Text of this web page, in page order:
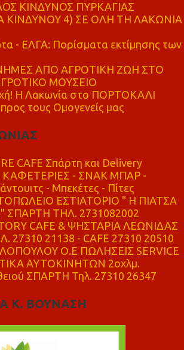
ΚΙΝΔΥΝΟΣ ΠΥΡΚΑΓΙΑΣ
ΚΙΝΔΥΝΟΥ 4) ΣΕ ΟΛΗ ΤΗ ΛΑΚΩΝΙΑ
- ΕΛΓΑ: Πορίσματα εκτίμησης των
ΑΠΟ ΑΓΡΟΤΙΚΗ ΖΩΗ ΣΤΟ
ΜΟΥΣΕΙΟ
Η Λακωνία στο ΠΟΡΤΟΚΑΛΙ
τους Ομογενείς μας
CAFE Σπάρτη και Delivery
ΚΑΦΕΤΕΡΙΕΣ - ΣΝΑΚ ΜΠΑΡ -
- Μπεκέτες - Πίτες
ΕΣΤΙΑΤΟΡΙΟ " Η ΠΙΑΤΣΑ
ΣΠΑΡΤΗ ΤΗΛ. 2731082002
CAFE & ΨΗΣΤΑΡΙΑ ΛΕΩΝΙΔΑΣ
27310 21138 - CAFE 27310 20510
Ο.Ε ΠΩΛΗΣΕΙΣ SERVICE
ΑΥΤΟΚΙΝΗΤΩΝ 2οχλμ.
ΣΠΑΡΤΗ Τηλ. 27310 26347
Κ. ΒΟΥΝΑΣΗ